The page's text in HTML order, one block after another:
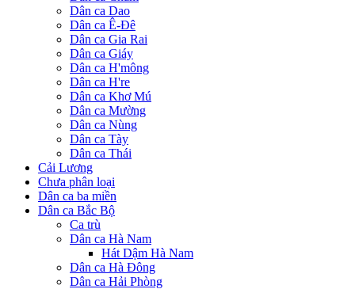
Dân ca Dao
Dân ca Ê-Đê
Dân ca Gia Rai
Dân ca Giáy
Dân ca H'mông
Dân ca H're
Dân ca Khơ Mú
Dân ca Mường
Dân ca Nùng
Dân ca Tày
Dân ca Thái
Cải Lương
Chưa phân loại
Dân ca ba miền
Dân ca Bắc Bộ
Ca trù
Dân ca Hà Nam
Hát Dậm Hà Nam
Dân ca Hà Đông
Dân ca Hải Phòng